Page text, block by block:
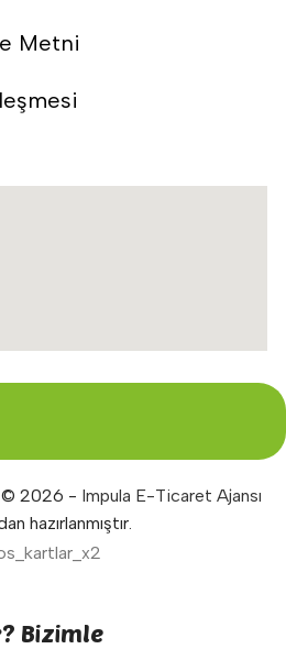
Metni
© 2026 - Impula E-Ticaret Ajansı
hazırlanmıştır.
Bizimle